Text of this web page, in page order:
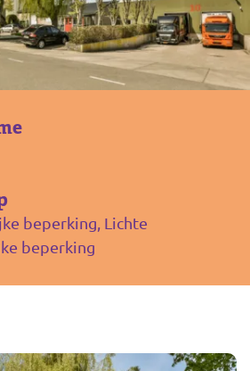
beperking, Lichte
beperking